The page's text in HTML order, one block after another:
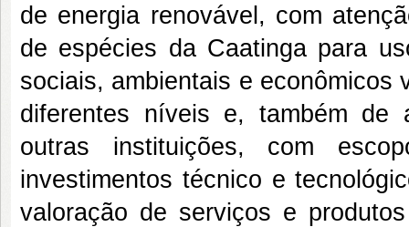
de energia renovável, com
de espécies da Caatinga para
sociais, ambientais e econômicos
diferentes níveis e, também de
outras instituições, com
investimentos técnico e
valoração de serviços e